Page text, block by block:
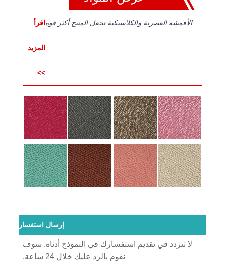
الأقمشة العصرية والكلاسيكية تجعل المنتج أكثر قوةاقرأ
المزيد
>>
إرسال استفسار
لا تتردد في تقديم استفسارك في النموذج أدناه. سوف
نقوم بالرد عليك خلال 24 ساعة.